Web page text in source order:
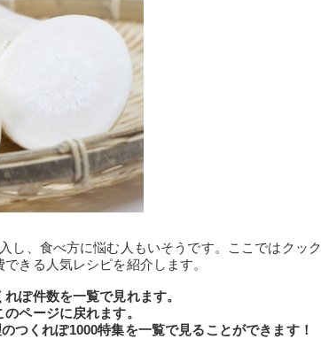
し、食べ方に悩む人もいそうです。ここではクック
きる人気レシピを紹介します。
ぽ件数を一覧で見れます。
ページに戻れます。
くれぽ1000特集を一覧で見ることができます！